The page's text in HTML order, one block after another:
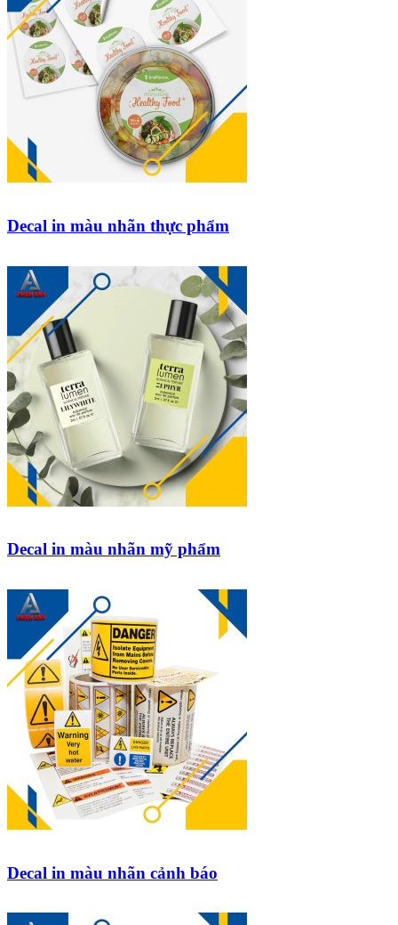
Decal in màu nhãn thực phẩm
Decal in màu nhãn mỹ phẩm
Decal in màu nhãn cảnh báo